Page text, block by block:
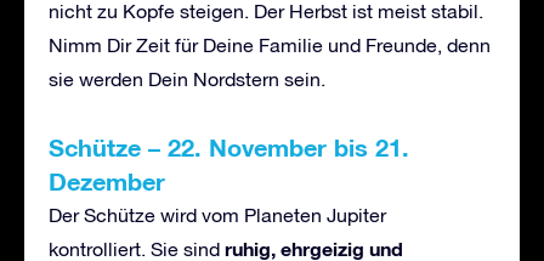
nicht zu Kopfe steigen. Der Herbst ist meist stabil.
Nimm Dir Zeit für Deine Familie und Freunde, denn
sie werden Dein Nordstern sein.
Schütze – 22. November bis 21.
Dezember
Der Schütze wird vom Planeten Jupiter
kontrolliert. Sie sind ruhig, ehrgeizig und